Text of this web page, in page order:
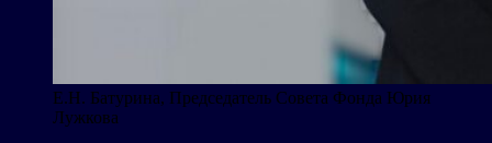
Е.Н. Батурина, Председатель Совета Фонда Юрия
Лужкова